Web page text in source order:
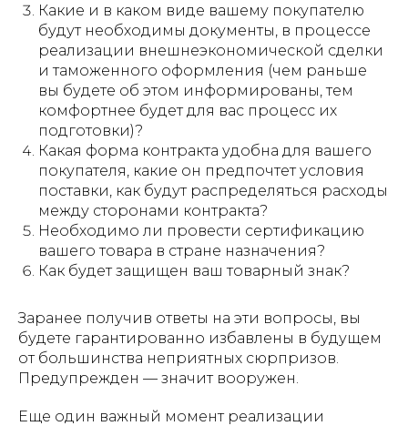
Какие и в каком виде вашему покупателю
будут необходимы документы, в процессе
реализации внешнеэкономической сделки
и таможенного оформления (чем раньше
вы будете об этом информированы, тем
комфортнее будет для вас процесс их
подготовки)?
Какая форма контракта удобна для вашего
покупателя, какие он предпочтет условия
поставки, как будут распределяться расходы
между сторонами контракта?
Необходимо ли провести сертификацию
вашего товара в стране назначения?
Как будет защищен ваш товарный знак?
Заранее получив ответы на эти вопросы, вы
будете гарантированно избавлены в будущем
от большинства неприятных сюрпризов.
Предупрежден — значит вооружен.
Еще один важный момент реализации